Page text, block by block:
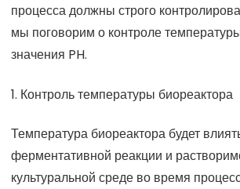
процесса должны строго
мы поговорим о контроле
значения PH.
1. Контроль температуры биореактора
Температура биореактора будет
ферментативной реакции и
культуральной среде во время